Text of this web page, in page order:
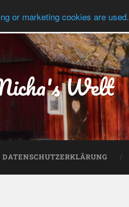
or marketing cookies are used.
Welt
DATENSCHUTZERKLÄRUNG